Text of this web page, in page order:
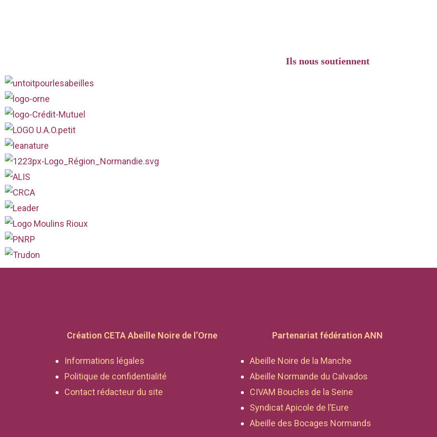
Ils nous soutiennent
Création CETA Abeille Noire de l’Orne
Informations légales
Politique de confidentialité
Contact rédacteur du site
Partenariat fédération ANN
Abeille Noire de la Manche
Abeille Normande du Calvados
CIVAM Boucles de la Seine
Syndicat Apicole de l’Eure
Abeille des Bocages Normands